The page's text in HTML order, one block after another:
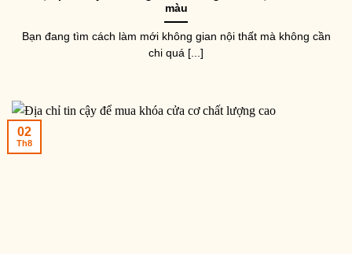
màu
Bạn đang tìm cách làm mới không gian nội thất mà không cần
chi quá [...]
02
Th8